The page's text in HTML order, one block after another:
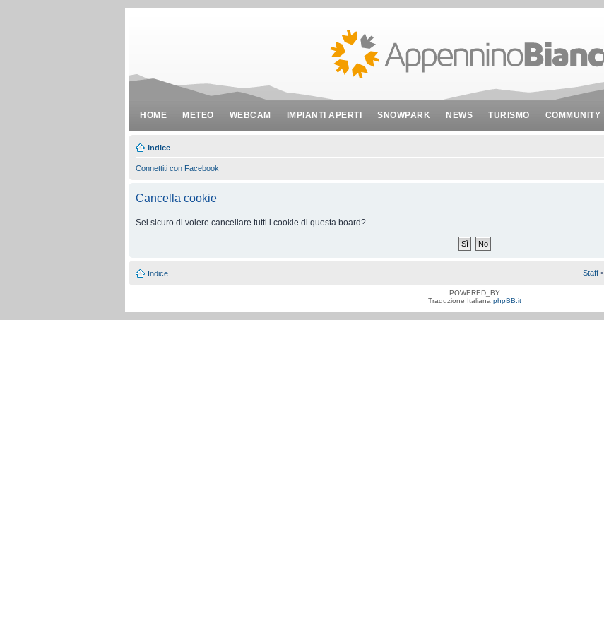
HOME METEO WEBCAM IMPIANTI APERTI SNOWPARK NEWS TURISMO COMMUNITY
Indice
Connettiti con Facebook
Cancella cookie
Sei sicuro di volere cancellare tutti i cookie di questa board?
Indice Staff •
POWERED_BY
Traduzione Italiana phpBB.it